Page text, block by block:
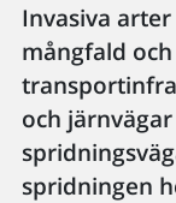
Invasiva
mångfald
och
spridningen